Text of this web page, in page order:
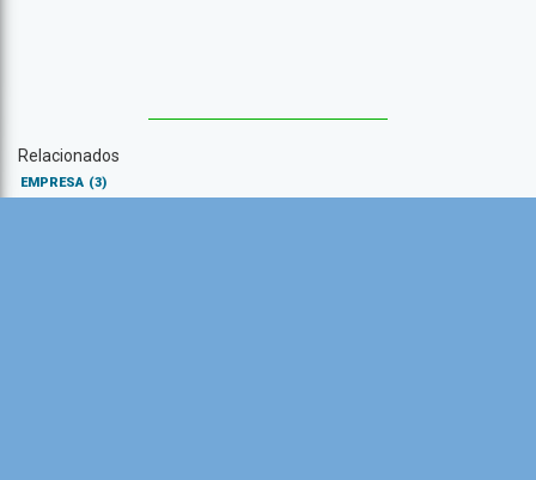
Relacionados
EMPRESA (3)